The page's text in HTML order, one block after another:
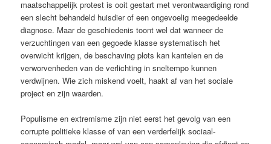
maatschappelijk protest is ooit gestart met verontwaardiging rond
een slecht behandeld huisdier of een ongevoelig meegedeelde
diagnose. Maar de geschiedenis toont wel dat wanneer de
verzuchtingen van een gegoede klasse systematisch het
overwicht krijgen, de beschaving plots kan kantelen en de
verworvenheden van de verlichting in sneltempo kunnen
verdwijnen. Wie zich miskend voelt, haakt af van het sociale
project en zijn waarden.
Populisme en extremisme zijn niet eerst het gevolg van een
corrupte politieke klasse of van een verderfelijk sociaal­